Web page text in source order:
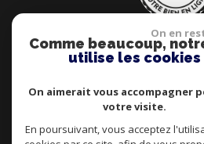
© 2026 | Tous droits réservés |
On en
Comme beaucoup,
utilise les cookies
On aimerait vous accompagner
votre visite.
En poursuivant, vous acceptez